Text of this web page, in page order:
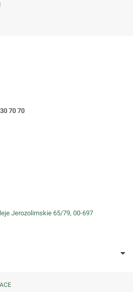
70 70
Jerozolimskie 65/79, 00-697